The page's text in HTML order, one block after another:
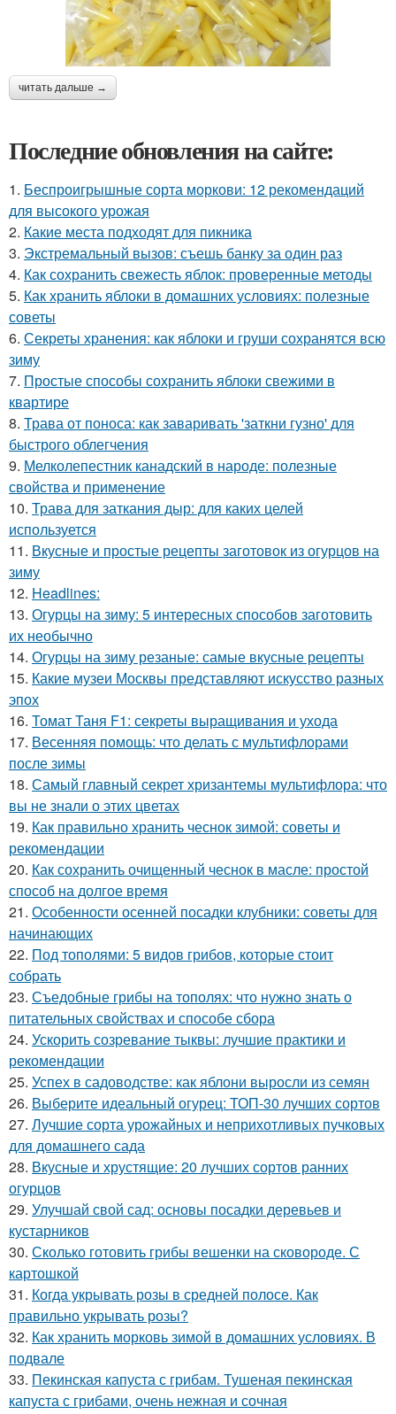
читать дальше →
Последние обновления на сайте:
1. Беспроигрышные сорта моркови: 12 рекомендаций
для высокого урожая
2. Какие места подходят для пикника
3. Экстремальный вызов: съешь банку за один раз
4. Как сохранить свежесть яблок: проверенные методы
5. Как хранить яблоки в домашних условиях: полезные
советы
6. Секреты хранения: как яблоки и груши сохранятся всю
зиму
7. Простые способы сохранить яблоки свежими в
квартире
8. Трава от поноса: как заваривать 'заткни гузно' для
быстрого облегчения
9. Мелколепестник канадский в народе: полезные
свойства и применение
10. Трава для заткания дыр: для каких целей
используется
11. Вкусные и простые рецепты заготовок из огурцов на
зиму
12. Headlines:
13. Огурцы на зиму: 5 интересных способов заготовить
их необычно
14. Огурцы на зиму резаные: самые вкусные рецепты
15. Какие музеи Москвы представляют искусство разных
эпох
16. Томат Таня F1: секреты выращивания и ухода
17. Весенняя помощь: что делать с мультифлорами
после зимы
18. Самый главный секрет хризантемы мультифлора: что
вы не знали о этих цветах
19. Как правильно хранить чеснок зимой: советы и
рекомендации
20. Как сохранить очищенный чеснок в масле: простой
способ на долгое время
21. Особенности осенней посадки клубники: советы для
начинающих
22. Под тополями: 5 видов грибов, которые стоит
собрать
23. Съедобные грибы на тополях: что нужно знать о
питательных свойствах и способе сбора
24. Ускорить созревание тыквы: лучшие практики и
рекомендации
25. Успех в садоводстве: как яблони выросли из семян
26. Выберите идеальный огурец: ТОП-30 лучших сортов
27. Лучшие сорта урожайных и неприхотливых пучковых
для домашнего сада
28. Вкусные и хрустящие: 20 лучших сортов ранних
огурцов
29. Улучшай свой сад: основы посадки деревьев и
кустарников
30. Сколько готовить грибы вешенки на сковороде. С
картошкой
31. Когда укрывать розы в средней полосе. Как
правильно укрывать розы?
32. Как хранить морковь зимой в домашних условиях. В
подвале
33. Пекинская капуста с грибам. Тушеная пекинская
капуста с грибами, очень нежная и сочная